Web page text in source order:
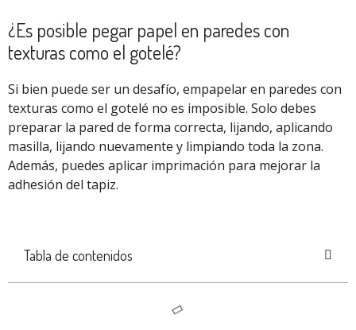
¿Es posible pegar papel en paredes con
texturas como el gotelé?
Si bien puede ser un desafío, empapelar en paredes con
texturas como el gotelé no es imposible. Solo debes
preparar la pared de forma correcta, lijando, aplicando
masilla, lijando nuevamente y limpiando toda la zona.
Además, puedes aplicar imprimación para mejorar la
adhesión del tapiz.
Tabla de contenidos